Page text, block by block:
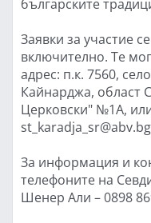
българските
Заявки за участие
включително. Те
адрес: п.к. 7560,
Кайнарджа, област
Церковски" №1А,
За информация и
телефоните на
Шенер Али – 0898